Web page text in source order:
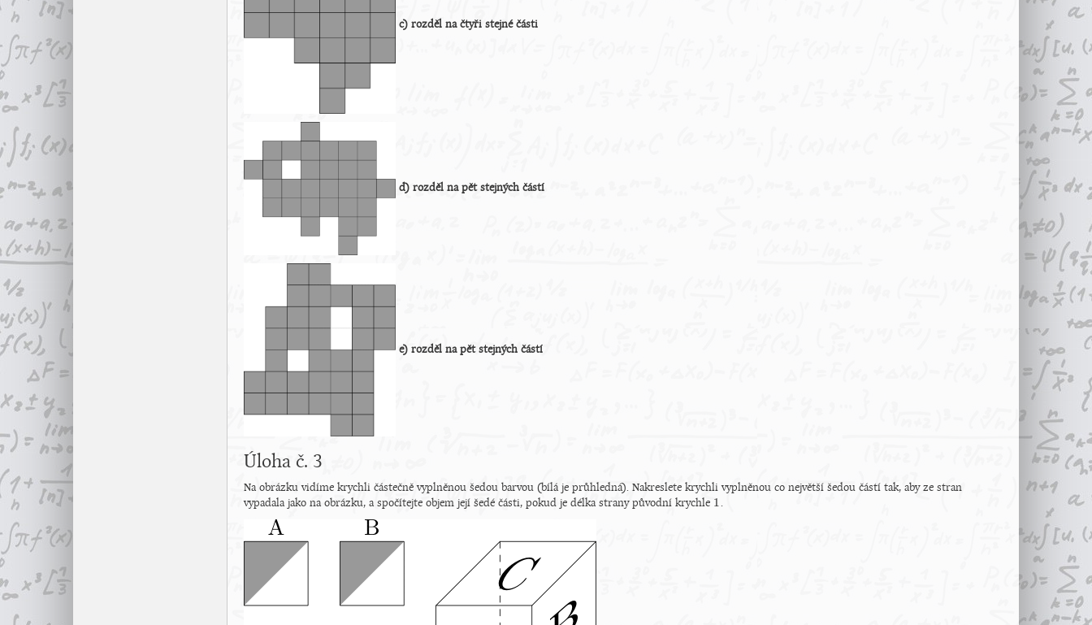
c) rozděl na čtyři stejné části
d) rozděl na pět stejných částí
e) rozděl na pět stejných částí
Úloha č. 3
Na obrázku vidíme krychli částečně vyplněnou šedou barvou (bílá je průhledná). Nakreslete krychli vyplněnou co největší šedou částí tak, aby ze stran
vypadala jako na obrázku, a spočítejte objem její šedé části, pokud je délka strany původní krychle 1
1.